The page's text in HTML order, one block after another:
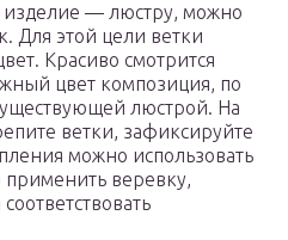
изделие — люстру, можно
Для этой цели ветки
Красиво смотрится
цвет композиция, по
люстрой. На
ветки, зафиксируйте
можно использовать
веревку,